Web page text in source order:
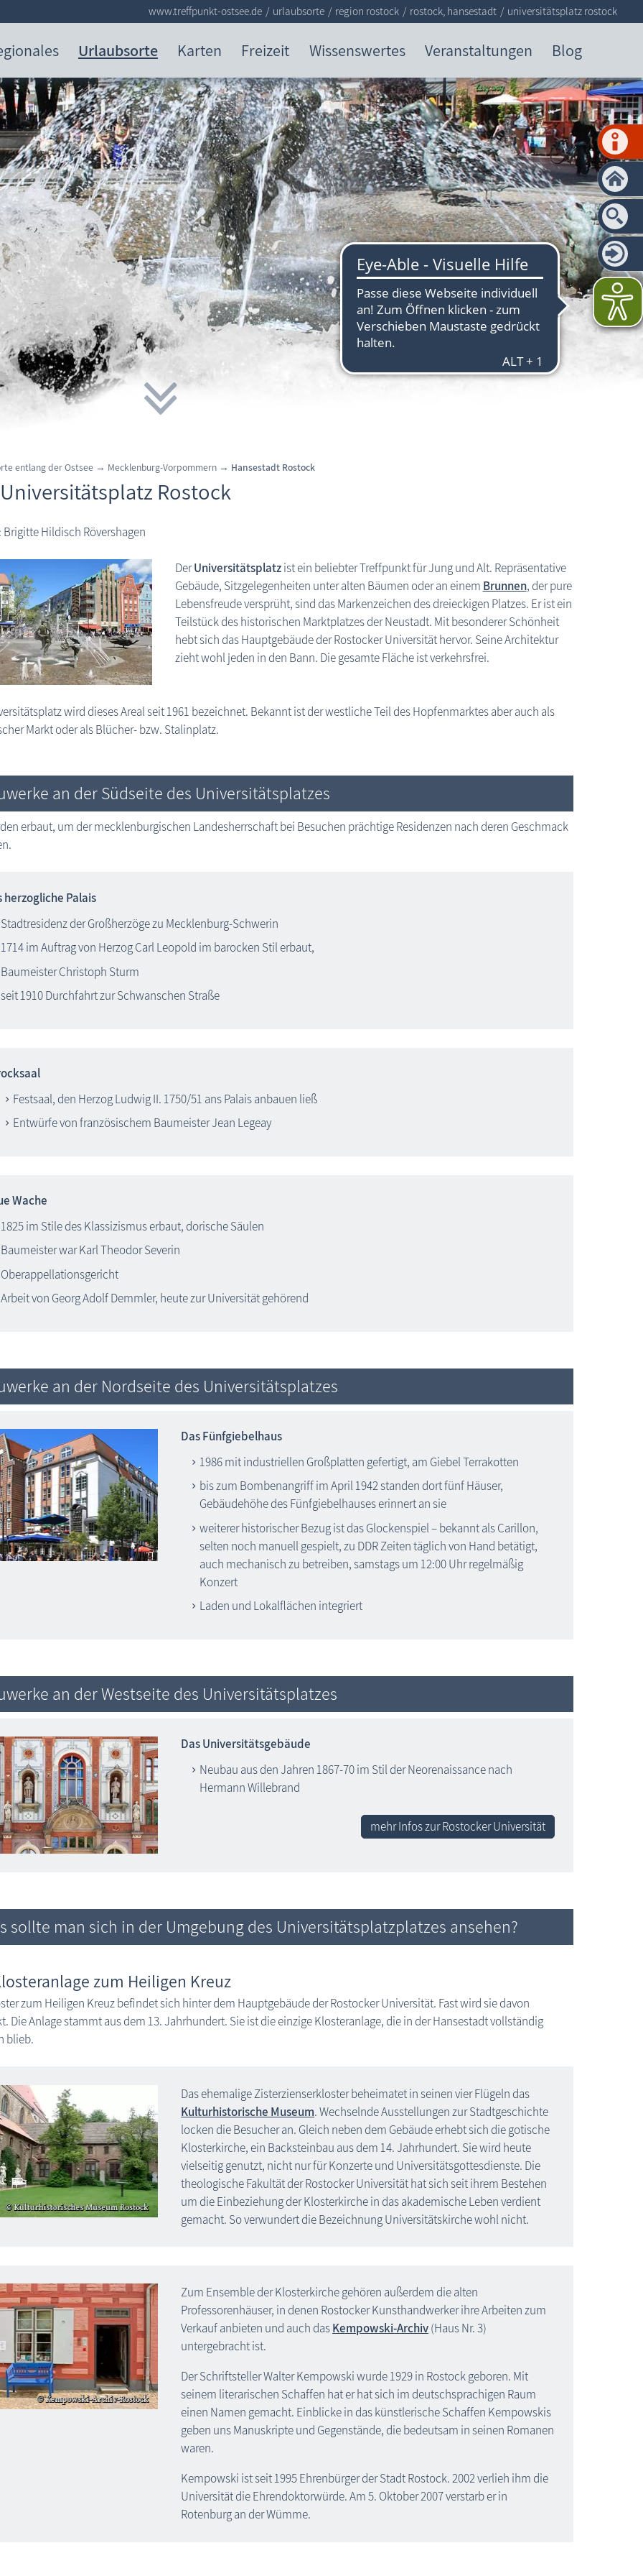
Urlaubsorte Karten Freizeit Wissenswertes Veranstaltungen Blog
www.treffpunkt-ostsee.de urlaubsorte region rostock rostock, hansestadt universitätsplatz rostock
entlang der Ostsee → Mecklenburg-Vorpommern → Hansestadt Rostock
Rostock
Brigitte Hildisch Rövershagen
DerUniversitätsplatzist ein beliebter Treffpunkt für Jung und Alt. Repräsentative
Gebäude, Sitzgelegenheiten unter alten Bäumen oder an einem Brunnen, der pure
Lebensfreude versprüht, sind das Markenzeichen des dreieckigen Platzes. Er ist ein
Teilstück des historischen Marktplatzes der Neustadt. Mit besonderer Schönheit
hebt sich das Hauptgebäude der Rostocker Universität hervor. Seine Architektur
zieht wohl jeden in den Bann. Die gesamte Fläche ist verkehrsfrei.
wird dieses Areal seit 1961 bezeichnet. Bekannt ist der westliche Teil des Hopfenmarktes aber auch als
Markt oder als Blücher- bzw. Stalinplatz.
an der Südseite des Universitätsplatzes
erbaut, um der mecklenburgischen Landesherrschaft bei Besuchen prächtige Residenzen nach deren Geschmack
herzogliche Palais
Stadtresidenz der Großherzöge zu Mecklenburg-Schwerin
1714 im Auftrag von Herzog Carl Leopold im barocken Stil erbaut,
Baumeister Christoph Sturm
seit 1910 Durchfahrt zur Schwanschen Straße
Festsaal, den Herzog Ludwig II. 1750/51 ans Palais anbauen ließ
Entwürfe von französischem Baumeister Jean Legeay
Wache
1825 im Stile des Klassizismus erbaut, dorische Säulen
Baumeister war Karl Theodor Severin
Oberappellationsgericht
Arbeit von Georg Adolf Demmler, heute zur Universität gehörend
an der Nordseite des Universitätsplatzes
Das Fünfgiebelhaus
1986 mit industriellen Großplatten gefertigt, am Giebel Terrakotten
bis zum Bombenangriff im April 1942 standen dort fünf Häuser,
Gebäudehöhe des Fünfgiebelhauses erinnert an sie
weiterer historischer Bezug ist das Glockenspiel – bekannt als Carillon,
selten noch manuell gespielt, zu DDR Zeiten täglich von Hand betätigt,
auch mechanisch zu betreiben, samstags um 12:00 Uhr regelmäßig
Konzert
Laden und Lokalflächen integriert
an der Westseite des Universitätsplatzes
Das Universitätsgebäude
Neubau aus den Jahren 1867-70 im Stil der Neorenaissance nach
Hermann Willebrand
mehr Infos zur Rostocker Universität
sollte man sich in der Umgebung des Universitätsplatzplatzes ansehen?
zum Heiligen Kreuz
zum Heiligen Kreuz befindet sich hinter dem Hauptgebäude der Rostocker Universität. Fast wird sie davon
Die Anlage stammt aus dem 13. Jahrhundert. Sie ist die einzige Klosteranlage, die in der Hansestadt vollständig
blieb.
Das ehemalige Zisterzienserkloster beheimatet in seinen vier Flügeln das
Kulturhistorische Museum. Wechselnde Ausstellungen zur Stadtgeschichte
locken die Besucher an. Gleich neben dem Gebäude erhebt sich die gotische
Klosterkirche, ein Backsteinbau aus dem 14. Jahrhundert. Sie wird heute
vielseitig genutzt, nicht nur für Konzerte und Universitätsgottesdienste. Die
theologische Fakultät der Rostocker Universität hat sich seit ihrem Bestehen
um die Einbeziehung der Klosterkirche in das akademische Leben verdient
gemacht. So verwundert die Bezeichnung Universitätskirche wohl nicht.
Zum Ensemble der Klosterkirche gehören außerdem die alten
Professorenhäuser, in denen Rostocker Kunsthandwerker ihre Arbeiten zum
Verkauf anbieten und auch dasKempowski-Archiv(Haus Nr. 3)
untergebracht ist.
Der Schriftsteller Walter Kempowski wurde 1929 in Rostock geboren. Mit
seinem literarischen Schaffen hat er hat sich im deutschsprachigen Raum
einen Namen gemacht. Einblicke in das künstlerische Schaffen Kempowskis
geben uns Manuskripte und Gegenstände, die bedeutsam in seinen Romanen
waren.
Kempowski ist seit 1995 Ehrenbürger der Stadt Rostock. 2002 verlieh ihm die
Universität die Ehrendoktorwürde. Am 5. Oktober 2007 verstarb er in
Rotenburg an der Wümme.